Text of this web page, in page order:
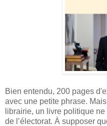
Bien entendu, 200 pages
avec une petite phrase.
librairie, un livre politique
de l’électorat. À supposer